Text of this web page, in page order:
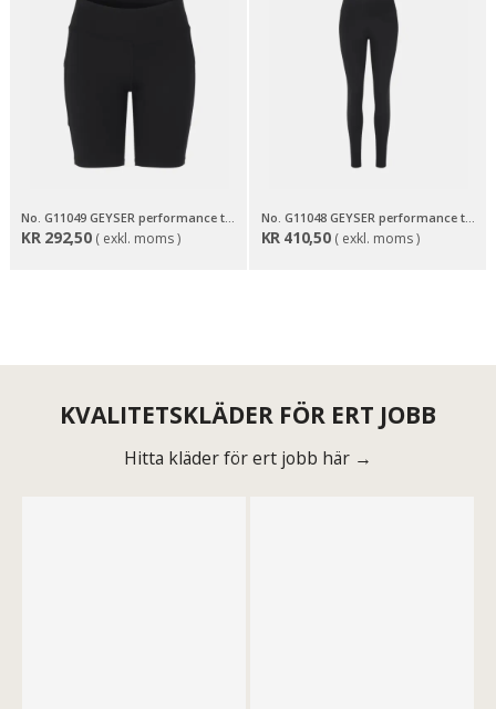
No. G11049 GEYSER performance tights | short | dam
KR 292,50 ( exkl. moms )
No. G11048 GEYSER performance tights | long | dam
KR 410,50 ( exkl. moms )
KVALITETSKLÄDER FÖR ERT JOBB
Hitta kläder för ert jobb här →